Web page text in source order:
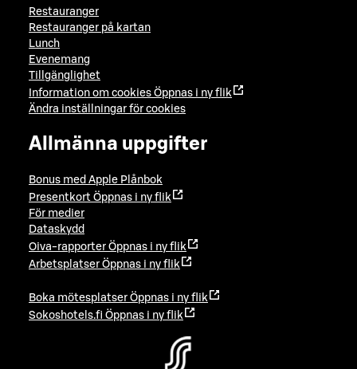
Restauranger
Restauranger på kartan
Lunch
Evenemang
Tillgänglighet
Information om cookies Öppnas i ny flik
Ändra inställningar för cookies
Allmänna uppgifter
Bonus med Apple Plånbok
Presentkort Öppnas i ny flik
För medier
Dataskydd
Oiva-rapporter Öppnas i ny flik
Arbetsplatser Öppnas i ny flik
Boka mötesplatser Öppnas i ny flik
Sokoshotels.fi Öppnas i ny flik